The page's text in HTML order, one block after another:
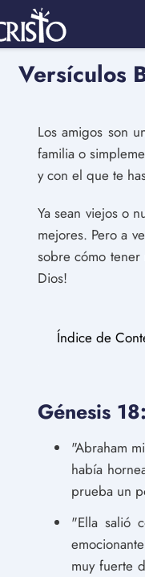
Versículos
Los amigos son
familia o
y con el que te
Ya sean viejos o
mejores. Pero a
sobre cómo tener
Dios!
Índice de
Génesis
"Abraham
había
prueba un
"Ella salió
muy fuerte